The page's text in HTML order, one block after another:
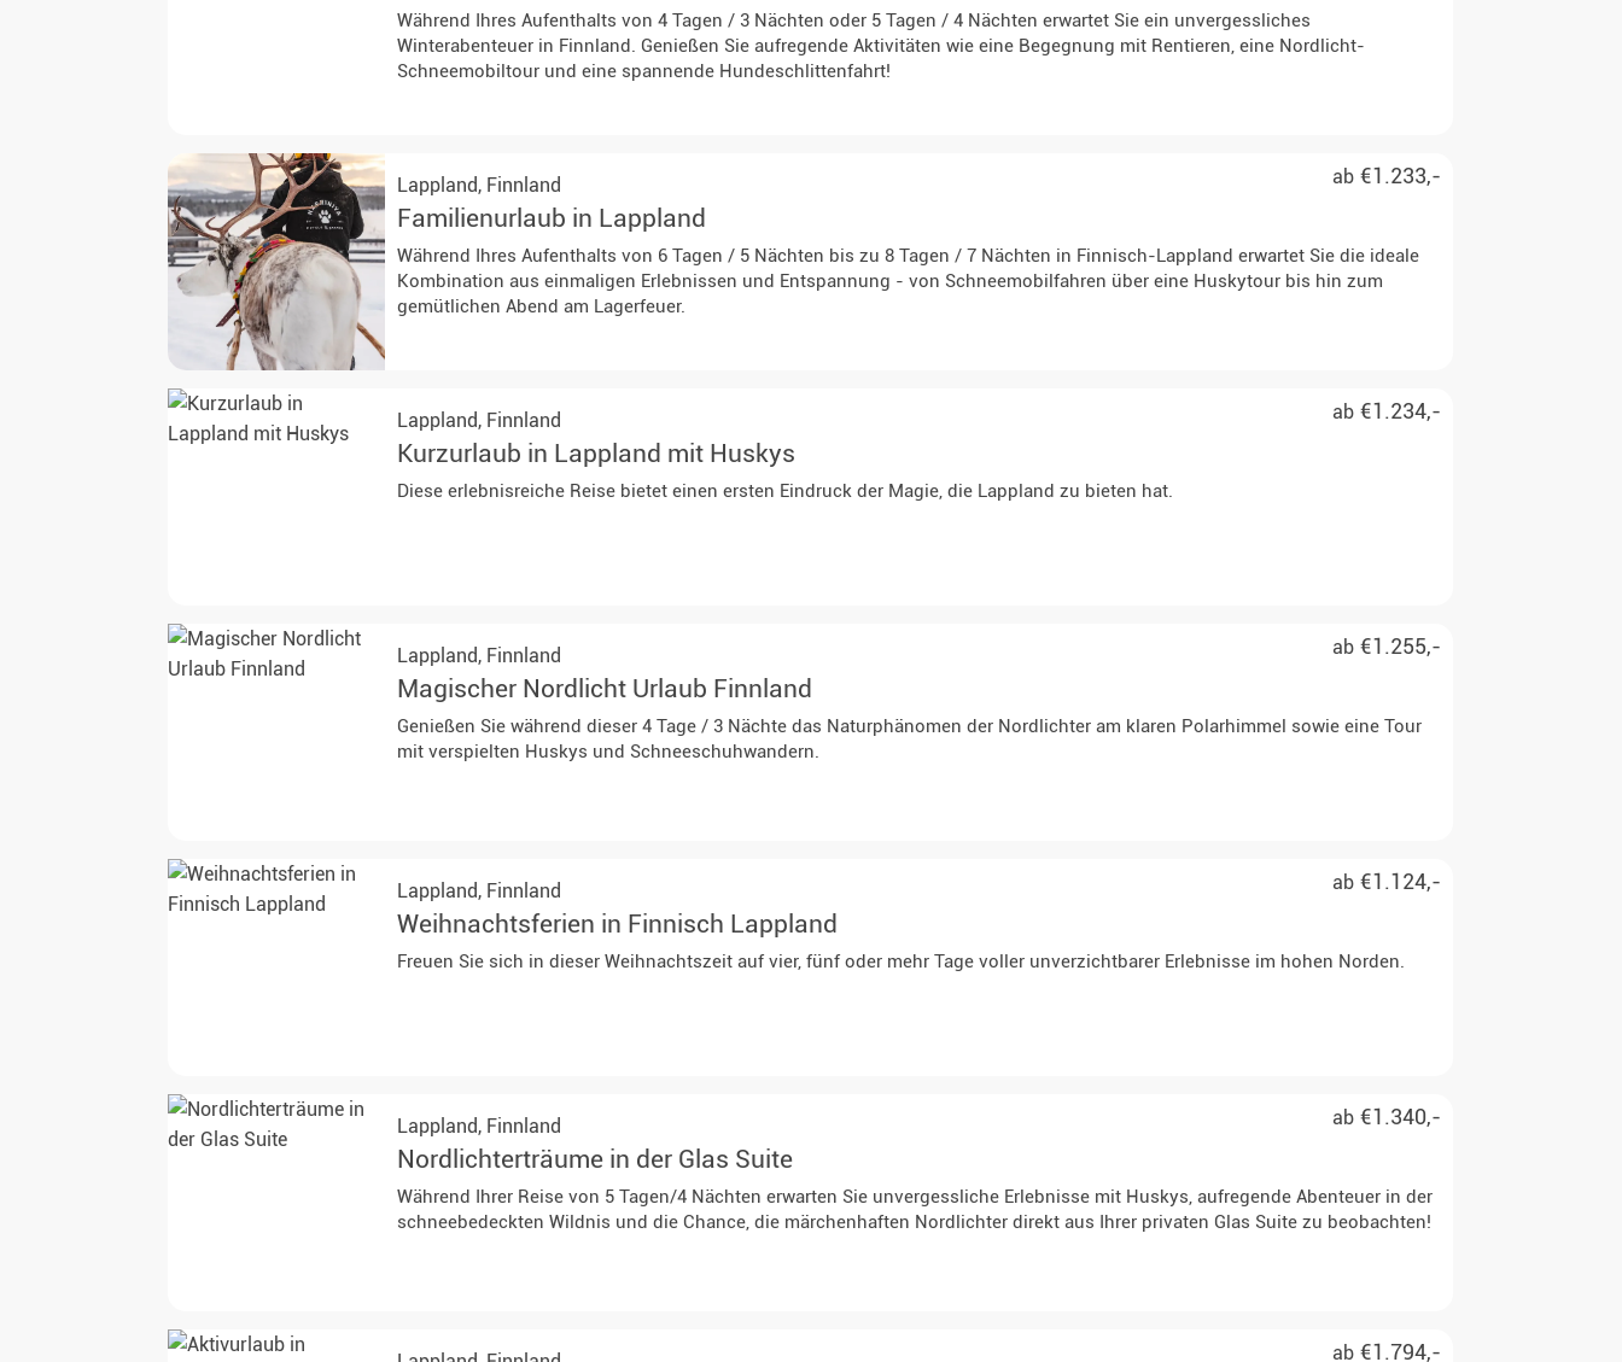
Während Ihres Aufenthalts von 4 Tagen / 3 Nächten oder 5 Tagen / 4 Nächten erwartet Sie ein unvergessliches
Winterabenteuer in Finnland. Genießen Sie aufregende Aktivitäten wie eine Begegnung mit Rentieren, eine Nordlicht-
Schneemobiltour und eine spannende Hundeschlittenfahrt!
ab €1.233,-
Lappland, Finnland
Familienurlaub in Lappland
Während Ihres Aufenthalts von 6 Tagen / 5 Nächten bis zu 8 Tagen / 7 Nächten in Finnisch-Lappland erwartet Sie die ideale
Kombination aus einmaligen Erlebnissen und Entspannung - von Schneemobilfahren über eine Huskytour bis hin zum
gemütlichen Abend am Lagerfeuer.
ab €1.234,-
Lappland, Finnland
Kurzurlaub in Lappland mit Huskys
Diese erlebnisreiche Reise bietet einen ersten Eindruck der Magie, die Lappland zu bieten hat.
ab €1.255,-
Lappland, Finnland
Magischer Nordlicht Urlaub Finnland
Genießen Sie während dieser 4 Tage / 3 Nächte das Naturphänomen der Nordlichter am klaren Polarhimmel sowie eine Tour
mit verspielten Huskys und Schneeschuhwandern.
ab €1.124,-
Lappland, Finnland
Weihnachtsferien in Finnisch Lappland
Freuen Sie sich in dieser Weihnachtszeit auf vier, fünf oder mehr Tage voller unverzichtbarer Erlebnisse im hohen Norden.
ab €1.340,-
Lappland, Finnland
Nordlichterträume in der Glas Suite
Während Ihrer Reise von 5 Tagen/4 Nächten erwarten Sie unvergessliche Erlebnisse mit Huskys, aufregende Abenteuer in der
schneebedeckten Wildnis und die Chance, die märchenhaften Nordlichter direkt aus Ihrer privaten Glas Suite zu beobachten!
ab €1.794,-